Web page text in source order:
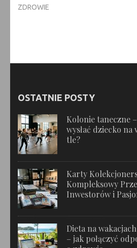
ZDROWIE
OSTATNIE POSTY
Kolonie taneczne
wysłać dziecko
tle?
Karty
Kompleksowy
Inwestorów i
Dieta na
– jak połączyć